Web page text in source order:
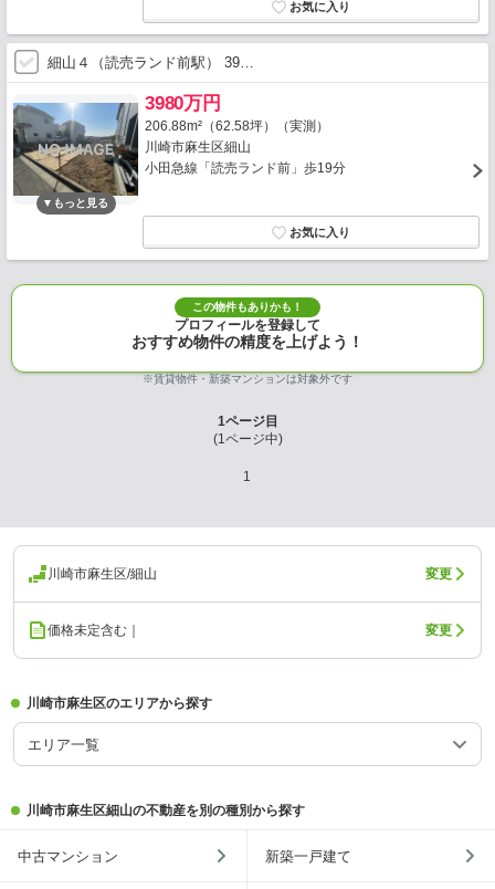
細山４（読売ランド前駅） 39…
3980万円
206.88m²（62.58坪）（実測）
川崎市麻生区細山
小田急線「読売ランド前」歩19分
この物件もありかも！
プロフィールを登録して
おすすめ物件の精度を上げよう！
※賃貸物件・新築マンションは対象外です
1ページ目
(1ページ中)
1
川崎市麻生区/細山 変更
価格未定含む｜ 変更
川崎市麻生区のエリアから探す
エリア一覧
川崎市麻生区細山の不動産を別の種別から探す
中古マンション 新築一戸建て